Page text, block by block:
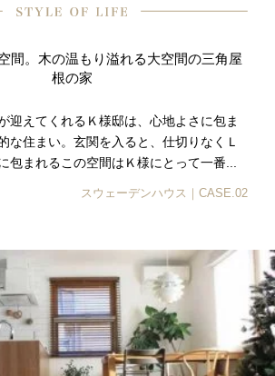
間。木の温もり溢れる大空間の三角屋
根の家
迎えてくれるＫ様邸は、心地よさに包ま
な住まい。玄関を入ると、仕切りなくＬ
包まれるこの空間はＫ様にとって一番...
スウェーデンハウス｜CASE.02